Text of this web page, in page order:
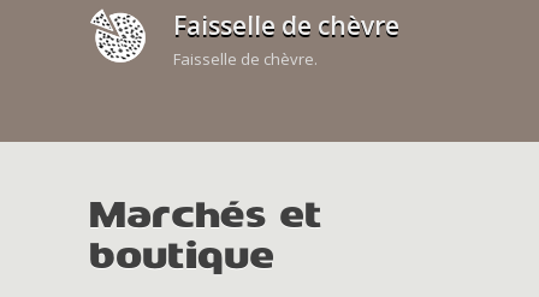
Faisselle de chèvre
Faisselle de chèvre.
Marchés et
boutique